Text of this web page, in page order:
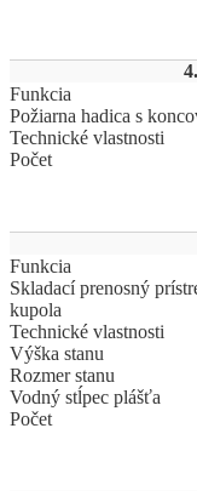
Funkcia
Požiarna hadica s
Technické vlastnosti
Počet
Funkcia
Skladací prenosný
kupola
Technické vlastnosti
Výška stanu
Rozmer stanu
Vodný stĺpec plášťa
Počet